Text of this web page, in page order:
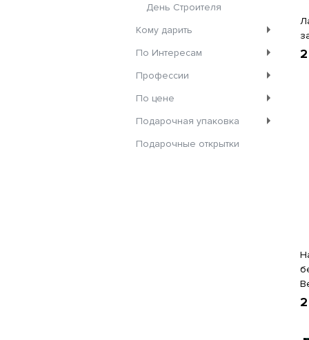
День Строителя
Кому дарить
По Интересам
Профессии
По цене
Подарочная упаковка
Подарочные открытки